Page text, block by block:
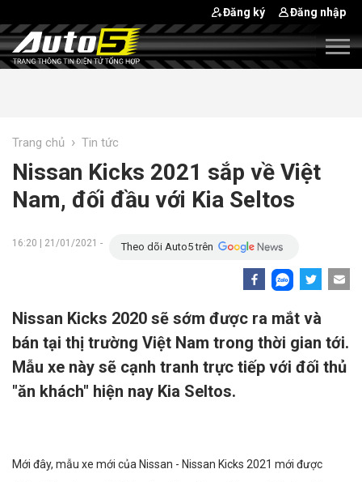
Đăng ký Đăng nhập
Trang chủ › Tin tức
Nissan Kicks 2021 sắp về Việt
Nam, đối đầu với Kia Seltos
16:20 | 21/01/2021 - Theo dõi Auto5 trên
Nissan Kicks 2020 sẽ sớm được ra mắt và
bán tại thị trường Việt Nam trong thời gian tới.
Mẫu xe này sẽ cạnh tranh trực tiếp với đối thủ
"ăn khách" hiện nay Kia Seltos.
Mới đây, mẫu xe mới của Nissan - Nissan Kicks 2021 mới được